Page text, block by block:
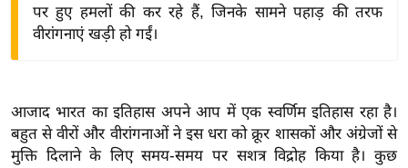
द्यो
त
वि
शे
पर हुए हमलों की कर रहे हैं, जिनके सामने पहाड़ की तरफ
वीरांगनाएं खड़ी हो गईं।
आजाद भारत का इतिहास अपने आप में एक स्वर्णिम इतिहास रहा है।
बहुत से वीरों और वीरांगनाओं ने इस धरा को क्रूर शासकों और अंग्रेजों से
मुक्ति दिलाने के लिए समय-समय पर सशत्र विद्रोह किया है। कुछ